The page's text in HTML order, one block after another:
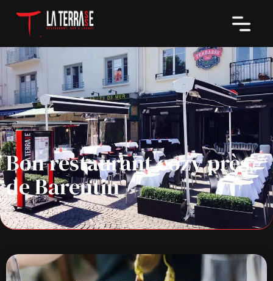
Bon restaurant cozy près
de Barentin